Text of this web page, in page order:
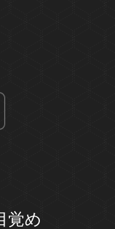
覚め